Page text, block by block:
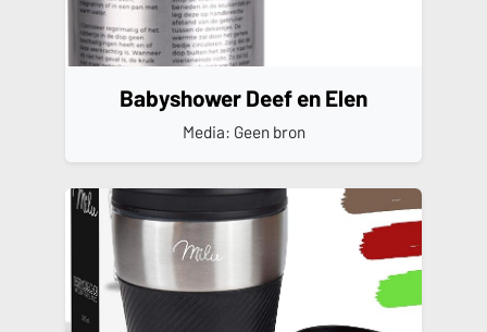
Babyshower Deef en Elen
Media: Geen bron